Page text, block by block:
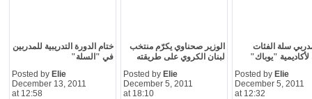
ختام الدورة التدريبية للمدربين
في "السلة"
Posted by Elie
December 13, 2011
at 12:58
الوزير صحناوي يكرّم منتخب
لبنان الكروي على طريقته
Posted by Elie
December 5, 2011
at 18:10
سلة الفئات
لأكاديمية "يوباك"
Posted by Elie
December 5, 2011
at 12:32